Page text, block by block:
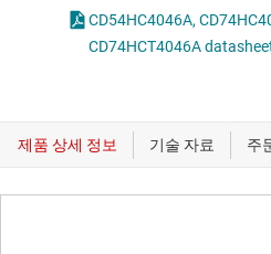
CD54HC4046A,
CD74HCT4046A